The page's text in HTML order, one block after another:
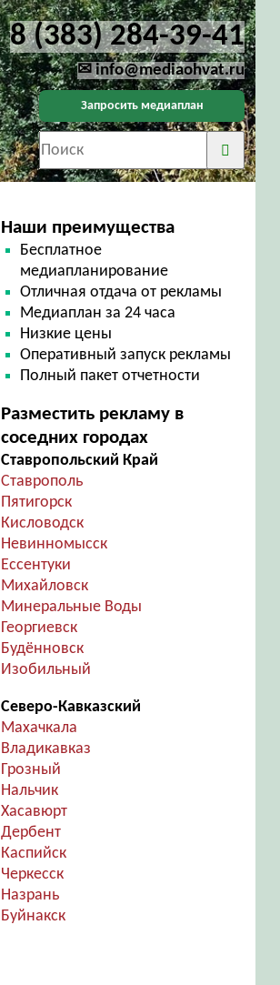
8 (383) 284-39-41
✉ info@mediaohvat.ru
Запросить медиаплан
Наши преимущества
Бесплатное
медиапланирование
Отличная отдача от рекламы
Медиаплан за 24 часа
Низкие цены
Оперативный запуск рекламы
Полный пакет отчетности
Разместить рекламу в
соседних городах
Ставропольский Край
Ставрополь
Пятигорск
Кисловодск
Невинномысск
Ессентуки
Михайловск
Минеральные Воды
Георгиевск
Будённовск
Изобильный
Северо-Кавказский
Махачкала
Владикавказ
Грозный
Нальчик
Хасавюрт
Дербент
Каспийск
Черкесск
Назрань
Буйнакск